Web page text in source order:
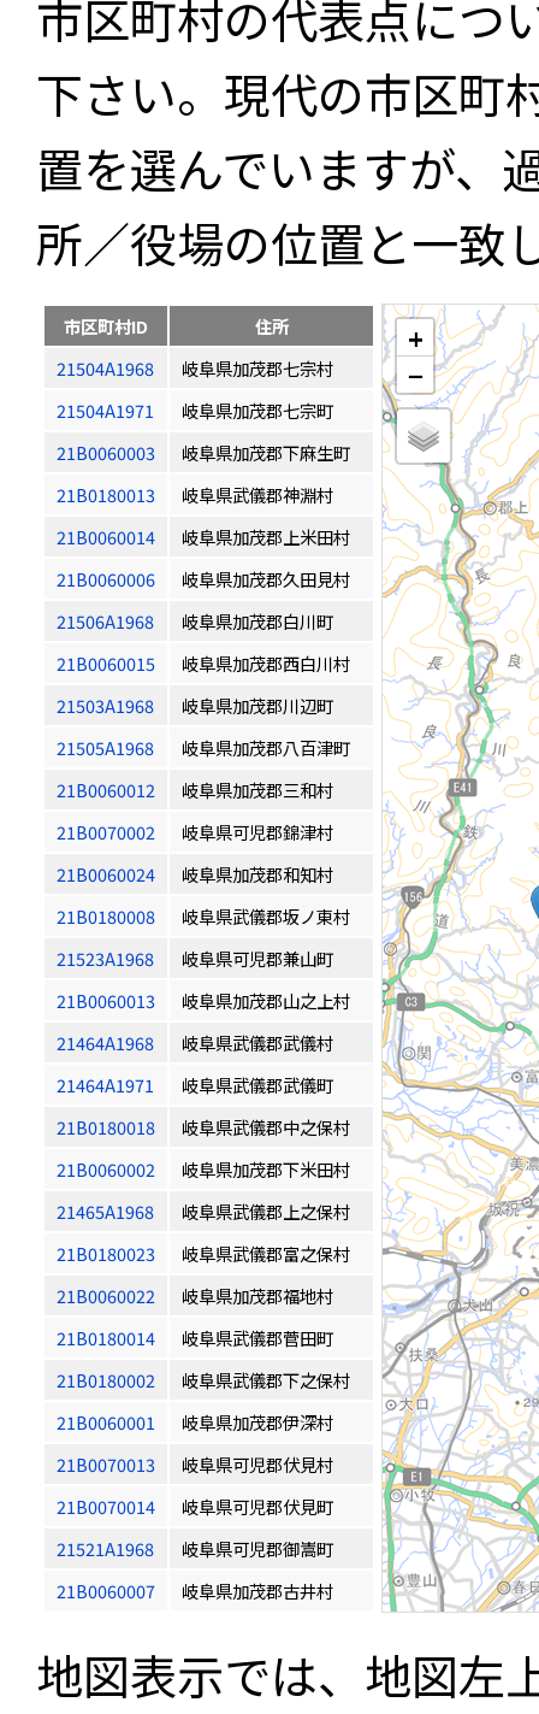
市区町村の代表点につ
下さい。現代の市区町
置を選んでいますが、
所／役場の位置と一致
市区町村ID
住所
21504A1968
岐阜県加茂郡七宗村
21504A1971
岐阜県加茂郡七宗町
21B0060003
岐阜県加茂郡下麻生町
21B0180013
岐阜県武儀郡神淵村
21B0060014
岐阜県加茂郡上米田村
21B0060006
岐阜県加茂郡久田見村
21506A1968
岐阜県加茂郡白川町
21B0060015
岐阜県加茂郡西白川村
21503A1968
岐阜県加茂郡川辺町
21505A1968
岐阜県加茂郡八百津町
21B0060012
岐阜県加茂郡三和村
21B0070002
岐阜県可児郡錦津村
21B0060024
岐阜県加茂郡和知村
21B0180008
岐阜県武儀郡坂ノ東村
21523A1968
岐阜県可児郡兼山町
21B0060013
岐阜県加茂郡山之上村
21464A1968
岐阜県武儀郡武儀村
21464A1971
岐阜県武儀郡武儀町
21B0180018
岐阜県武儀郡中之保村
21B0060002
岐阜県加茂郡下米田村
21465A1968
岐阜県武儀郡上之保村
21B0180023
岐阜県武儀郡富之保村
21B0060022
岐阜県加茂郡福地村
21B0180014
岐阜県武儀郡菅田町
21B0180002
岐阜県武儀郡下之保村
21B0060001
岐阜県加茂郡伊深村
21B0070013
岐阜県可児郡伏見村
21B0070014
岐阜県可児郡伏見町
21521A1968
岐阜県可児郡御嵩町
21B0060007
岐阜県加茂郡古井村
+
−
地図表示では、地図左